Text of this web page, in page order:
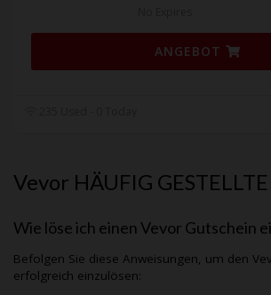
ANGEBOT
Vevor HÄUFIG
Wie löse ich einenVevor Gutschein
Befolgen Sie diese Anweisungen, um den
erfolgreich einzulösen: